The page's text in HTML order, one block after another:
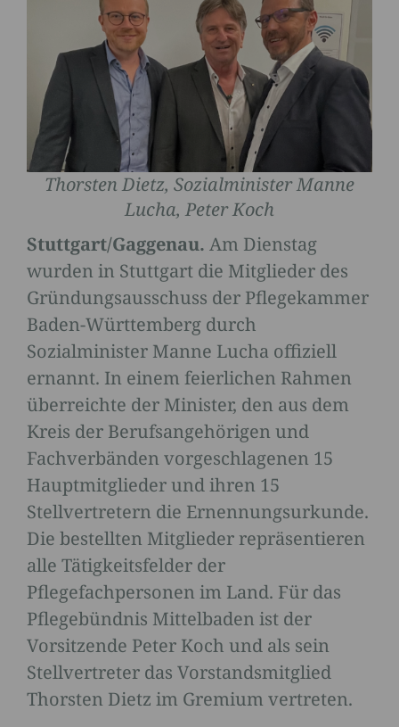
Thorsten Dietz, Sozialminister Manne
Lucha, Peter Koch
Stuttgart/Gaggenau. Am Dienstag
wurden in Stuttgart die Mitglieder des
Gründungsausschuss der Pflegekammer
Baden-Württemberg durch
Sozialminister Manne Lucha offiziell
ernannt. In einem feierlichen Rahmen
überreichte der Minister, den aus dem
Kreis der Berufsangehörigen und
Fachverbänden vorgeschlagenen 15
Hauptmitglieder und ihren 15
Stellvertretern die Ernennungsurkunde.
Die bestellten Mitglieder repräsentieren
alle Tätigkeitsfelder der
Pflegefachpersonen im Land. Für das
Pflegebündnis Mittelbaden ist der
Vorsitzende Peter Koch und als sein
Stellvertreter das Vorstandsmitglied
Thorsten Dietz im Gremium vertreten.